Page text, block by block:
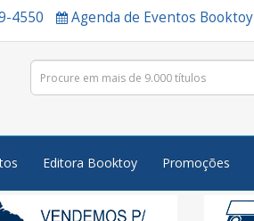
4550 Agenda de Eventos Booktoy
Editora Booktoy Promoções